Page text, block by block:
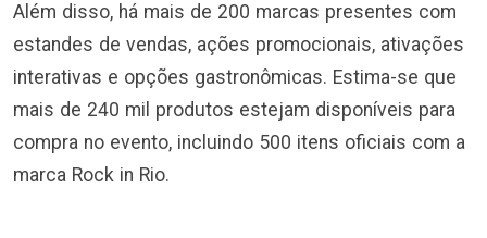
Além disso, há mais de 200 marcas presentes com
estandes de vendas, ações promocionais, ativações
interativas e opções gastronômicas. Estima-se que
mais de 240 mil produtos estejam disponíveis para
compra no evento, incluindo 500 itens oficiais com a
marca Rock in Rio.